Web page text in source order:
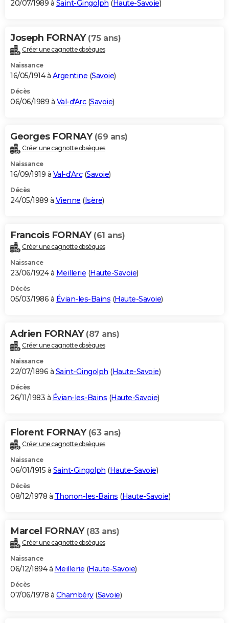
20/07/1989 à Saint-Gingolph (Haute-Savoie)
Joseph FORNAY (75 ans)
Créer une cagnotte obsèques
Naissance
16/05/1914 à Argentine (Savoie)
Décès
06/06/1989 à Val-d'Arc(Savoie)
Georges FORNAY (69 ans)
Créer une cagnotte obsèques
Naissance
16/09/1919 à Val-d'Arc(Savoie)
Décès
24/05/1989 à Vienne (Isère)
Francois FORNAY (61 ans)
Créer une cagnotte obsèques
Naissance
23/06/1924 à Meillerie (Haute-Savoie)
Décès
05/03/1986 à Évian-les-Bains (Haute-Savoie)
Adrien FORNAY (87 ans)
Créer une cagnotte obsèques
Naissance
22/07/1896 à Saint-Gingolph (Haute-Savoie)
Décès
26/11/1983 à Évian-les-Bains (Haute-Savoie)
Florent FORNAY (63 ans)
Créer une cagnotte obsèques
Naissance
06/01/1915 à Saint-Gingolph (Haute-Savoie)
Décès
08/12/1978 à Thonon-les-Bains (Haute-Savoie)
Marcel FORNAY (83 ans)
Créer une cagnotte obsèques
Naissance
06/12/1894 à Meillerie (Haute-Savoie)
Décès
07/06/1978 à Chambéry(Savoie)